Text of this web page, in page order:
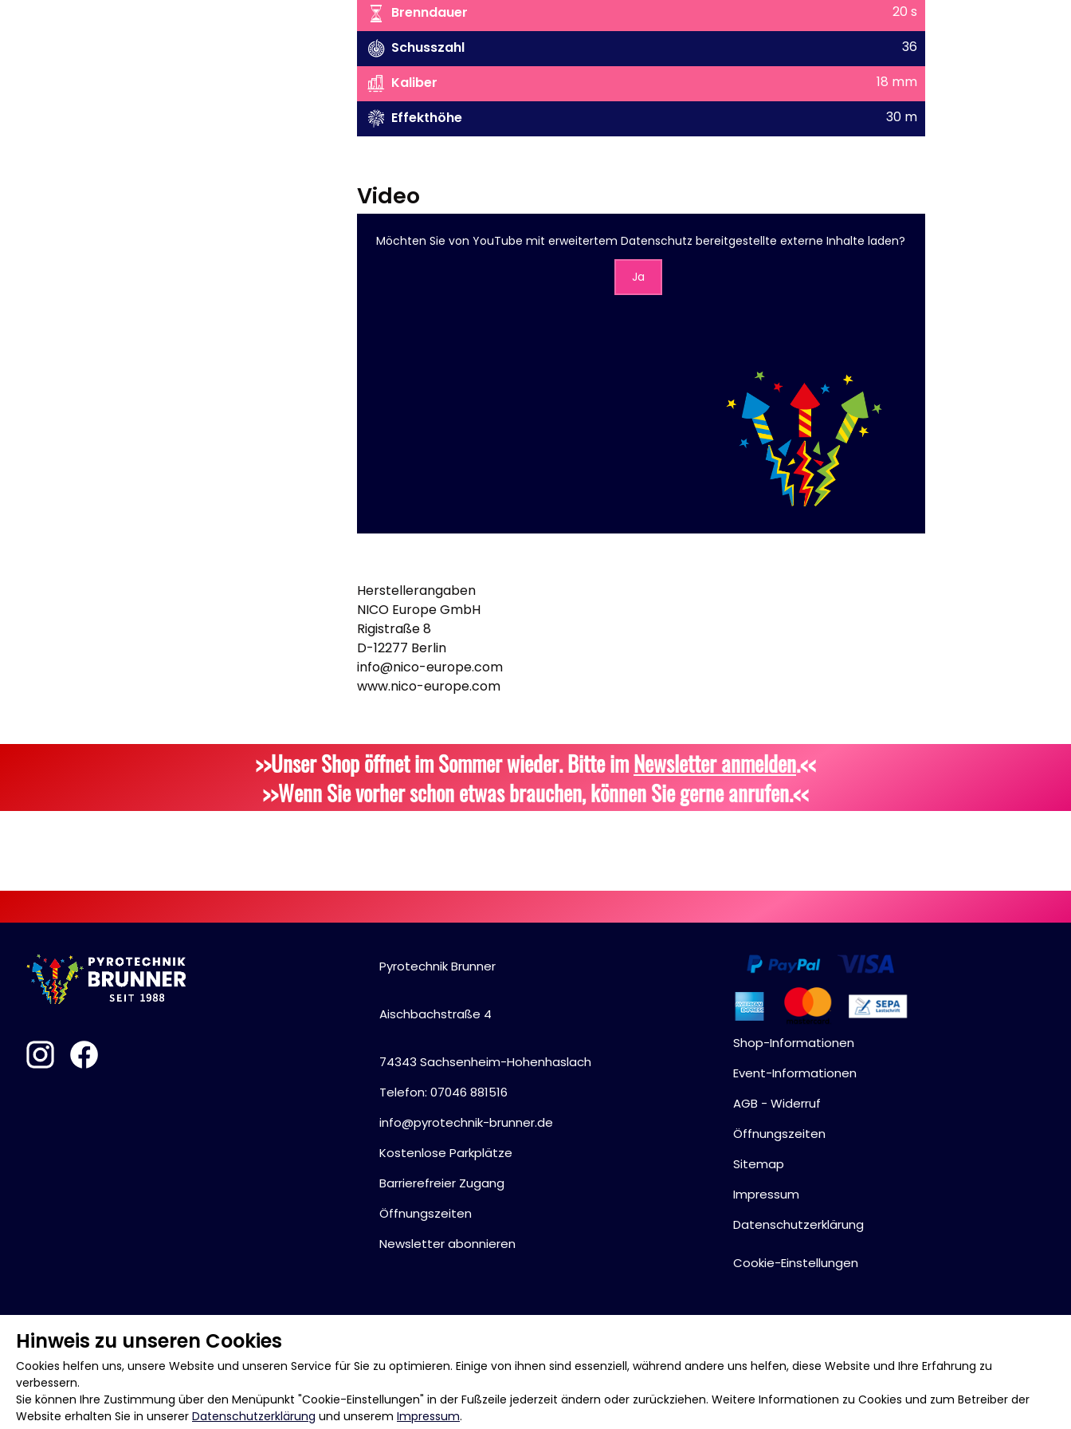
Brenndauer
20 s
Schusszahl
36
Kaliber
18 mm
Effekthöhe
30 m
Video
Möchten Sie vonYouTube mit erweitertem Datenschutz bereitgestellte externe Inhalte laden?
Ja
Herstellerangaben
NICO Europe GmbH
Rigistraße 8
D-12277 Berlin
info@nico-europe.com
www.nico-europe.com
>>Unser Shop öffnet im Sommer wieder. Bitte imNewsletter anmelden.<<
>>Wenn Sie vorher schon etwas brauchen, können Sie gerne anrufen.<<
Pyrotechnik Brunner
Aischbachstraße 4
74343 Sachsenheim-Hohenhaslach
Telefon: 07046 881516
info@pyrotechnik-brunner.de
Kostenlose Parkplätze
Barrierefreier Zugang
Öffnungszeiten
Newsletter abonnieren
Shop-Informationen
Event-Informationen
AGB - Widerruf
Öffnungszeiten
Sitemap
Impressum
Datenschutzerklärung
Cookie-Einstellungen
Hinweis zu unseren Cookies
Cookies helfen uns, unsere Website und unseren Service für Sie zu optimieren. Einige von ihnen sind essenziell, während andere uns helfen, diese Website und Ihre Erfahrung zu
verbessern.
Sie können Ihre Zustimmung über den Menüpunkt "Cookie-Einstellungen" in der Fußzeile jederzeit ändern oder zurückziehen. Weitere Informationen zu Cookies und zum Betreiber der
Website erhalten Sie in unserer Datenschutzerklärung und unserem Impressum.